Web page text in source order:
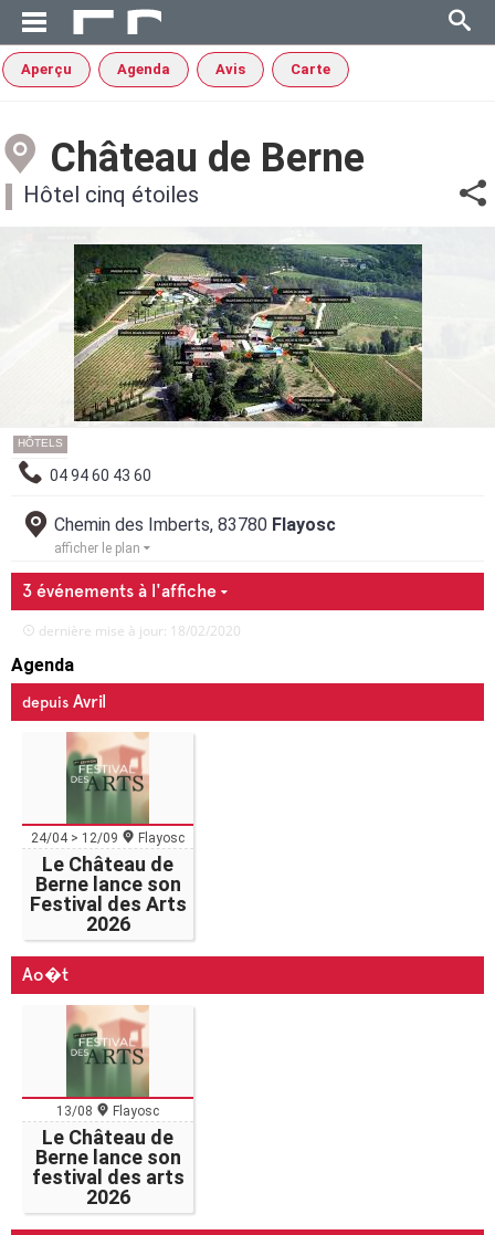
Aperçu Agenda Avis Carte
Château de Berne
Hôtel cinq étoiles
HÔTELS
04 94 60 43 60
Chemin des Imberts, 83780 Flayosc
afficher le plan
3 événements à l'affiche
dernière mise à jour: 18/02/2020
Agenda
depuis Avril
24/04 > 12/09 Flayosc
Le Château de
Berne lance son
Festival des Arts
2026
Ao�t
13/08 Flayosc
Le Château de
Berne lance son
festival des arts
2026